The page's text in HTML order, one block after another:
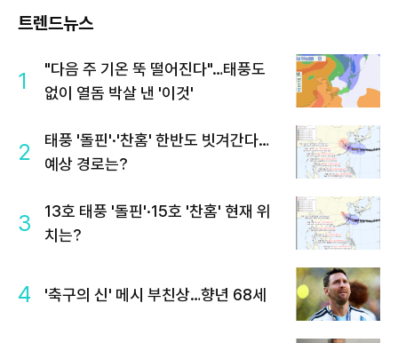
트렌드뉴스
1
"다음 주 기온 뚝 떨어진다"…태풍도
없이 열돔 박살 낸 '이것'
2
태풍 '돌핀'·'찬홈' 한반도 빗겨간다…
예상 경로는?
3
13호 태풍 '돌핀'·15호 '찬홈' 현재 위
치는?
4 '축구의 신' 메시 부친상…향년 68세